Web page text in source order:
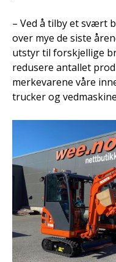
– Ved å tilby et svært
over mye de siste
utstyr til forskjellige
redusere antallet
merkevarene våre
trucker og